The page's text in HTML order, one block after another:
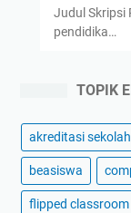
Judul Skripsi
pendidika…
TOPIK
akreditasi sekolah
beasiswa
flipped classroom